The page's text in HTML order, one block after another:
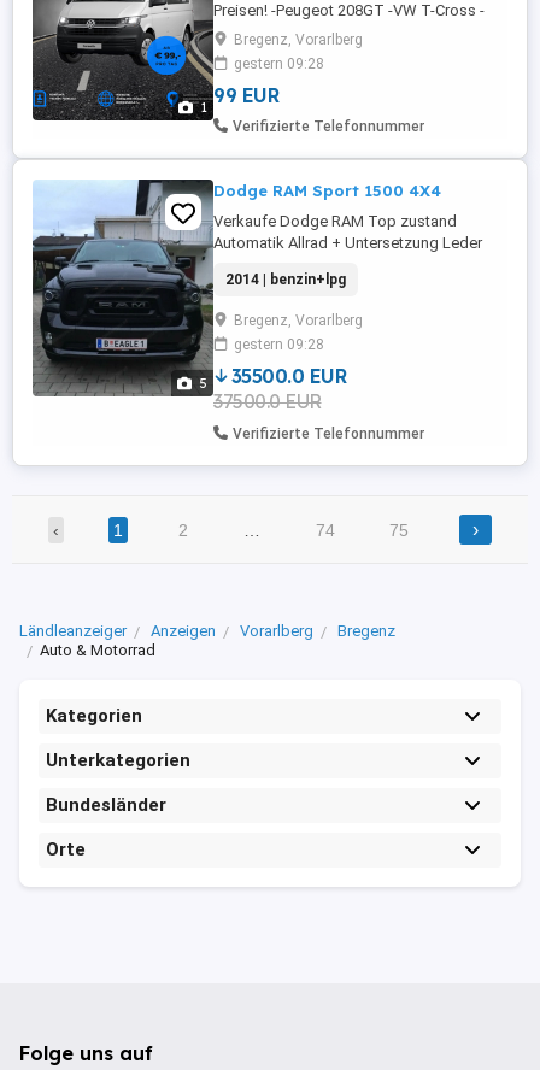
1
Preisen! -Peugeot 208GT -VW T-Cross -
Mercedes C Klasse -VW Bus 9-Sitzer -VW
Transporter -VW Crafter -Mercedes
Sprinter Gepflegte Fahrzeuge! Vignette
AT+CH Sehr sparsam Tagessatz ab 60.-
je nach Fahrzeug 200km inklusive Tag
Bregenz, Vorarlberg
gestern 09:28
99 EUR
Verifizierte Telefonnummer
5
Dodge RAM Sport 1500 4X4
Verkaufe Dodge RAM Top zustand
Automatik Allrad + Untersetzung Leder
Benzin+Gas 2014er 145.000km Dank
LKW-Zulassung günstig in der
Versicherung. Bei fragen: 069911334403
2014 | benzin+lpg
Bregenz, Vorarlberg
gestern 09:28
35500.0 EUR
37500.0 EUR
Verifizierte Telefonnummer
‹ 1 2 74 75 ›
Ländleanzeiger Anzeigen Vorarlberg
Bregenz
Auto & Motorrad
Kategorien
Unterkategorien
Bundesländer
Orte
Folge uns auf